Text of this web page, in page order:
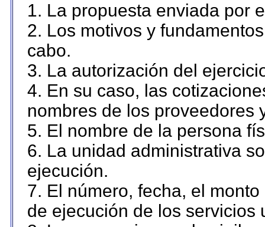
1. La propuesta enviada por
2. Los motivos y
cabo.
3. La autorización del
4. En su caso, las
nombres de los proveedores
5. El nombre de la persona
6. La unidad administrativa
ejecución.
7. El número, fecha, el
de ejecución de los servicios